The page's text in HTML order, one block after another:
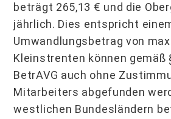
beträgt 265,13 € und die
jährlich. Dies entspricht
Umwandlungsbetrag von
Kleinstrenten können gemäß
BetrAVG auch ohne
Mitarbeiters abgefunden
westlichen Bundesländern